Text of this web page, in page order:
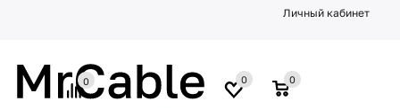
Личный кабинет
0
0
0